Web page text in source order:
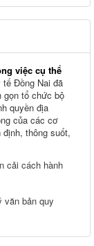
việc cụ thể
tế Đồng Nai đã
gọn tổ chức bộ
quyền địa
của các cơ
thông suốt,
cải cách hành
bản quy